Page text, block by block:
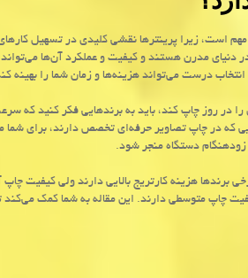
است، زیرا پرینترها نقشی کلیدی در تسهیل
دنیای مدرن هستند و کیفیت و عملکرد آن‌ها
درست می‌تواند هزینه‌ها و زمان شما را بهینه
در روز چاپ کند، باید به برندهایی فکر کنید که
که در چاپ تصاویر حرفه‌ای تخصص دارند، برای شما
زودهنگام دستگاه منجر شود.
برندها هزینه کارتریج بالایی دارند ولی کیفیت چاپ
چاپ متوسطی دارند. این مقاله به شما کمک می‌کند